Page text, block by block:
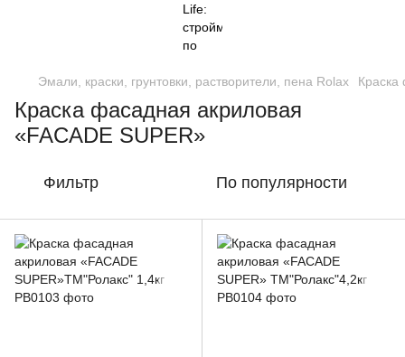
Эмали, краски, грунтовки, растворители, пена Rolax Краска
Краска фасадная акриловая
«FACADE SUPER»
Фильтр По популярности